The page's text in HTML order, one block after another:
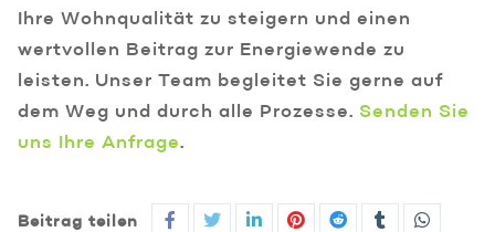
Ihre Wohnqualität zu steigern und einen
wertvollen Beitrag zur Energiewende zu
leisten. Unser Team begleitet Sie gerne auf
dem Weg und durch alle Prozesse. Senden Sie
uns Ihre Anfrage.
Beitrag teilen